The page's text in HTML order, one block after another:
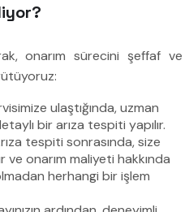
onarım sürecini şeffaf ve
ulaştığında, uzman
bir arıza tespiti yapılır.
tespiti sonrasında, size
ve onarım maliyeti hakkında
herhangi bir işlem